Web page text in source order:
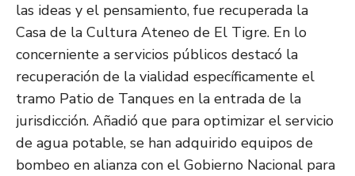
las ideas y el pensamiento, fue recuperada la
Casa de la Cultura Ateneo de El Tigre. En lo
concerniente a servicios públicos destacó la
recuperación de la vialidad específicamente el
tramo Patio de Tanques en la entrada de la
jurisdicción. Añadió que para optimizar el servicio
de agua potable, se han adquirido equipos de
bombeo en alianza con el Gobierno Nacional para